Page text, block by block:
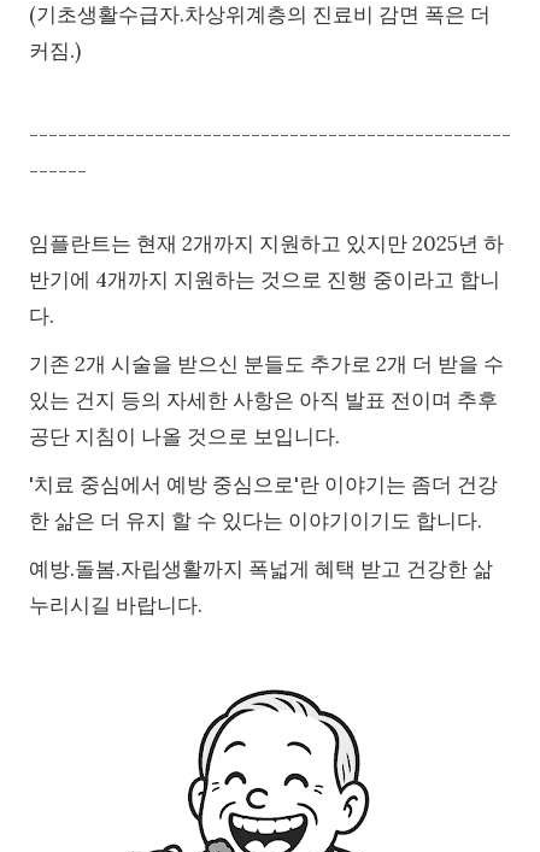
(기초생활수급자.차상위계층의 진료비 감면 폭은 더
커짐.)
--------------------------------------------------
------
임플란트는 현재 2개까지 지원하고 있지만 2025년 하
반기에 4개까지 지원하는 것으로 진행 중이라고 합니
다.
기존 2개 시술을 받으신 분들도 추가로 2개 더 받을 수
있는 건지 등의 자세한 사항은 아직 발표 전이며 추후
공단 지침이 나올 것으로 보입니다.
'치료 중심에서 예방 중심으로'란 이야기는 좀더 건강
한 삶은 더 유지 할 수 있다는 이야기이기도 합니다.
예방.돌봄.자립생활까지 폭넓게 혜택 받고 건강한 삶
누리시길 바랍니다.